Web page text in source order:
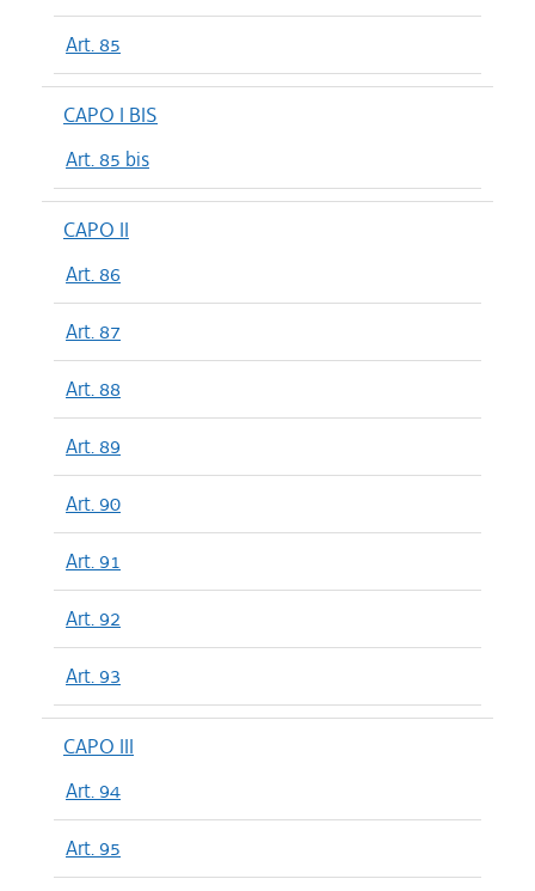
Art. 85
CAPO I BIS
Art. 85 bis
CAPO II
Art. 86
Art. 87
Art. 88
Art. 89
Art. 90
Art. 91
Art. 92
Art. 93
CAPO III
Art. 94
Art. 95